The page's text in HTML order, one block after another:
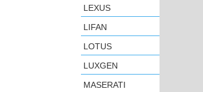
LEXUS
LIFAN
LOTUS
LUXGEN
MASERATI